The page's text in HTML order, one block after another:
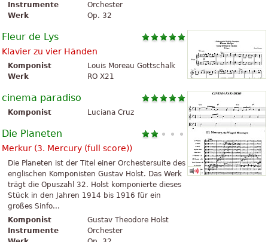
Instrumente
Orchester
Werk
Op. 32
Fleur de Lys
Klavier zu vier Händen
Komponist
Louis Moreau Gottschalk
Werk
RO X21
cinema paradiso
Komponist Luciana Cruz
Die Planeten
Merkur (3. Mercury (full score))
Die Planeten ist der Titel einer Orchestersuite des
englischen Komponisten Gustav Holst. Das Werk
trägt die Opuszahl 32. Holst komponierte dieses
Stück in den Jahren 1914 bis 1916 für ein
großes Sinfo...
Komponist
Gustav Theodore Holst
Instrumente
Orchester